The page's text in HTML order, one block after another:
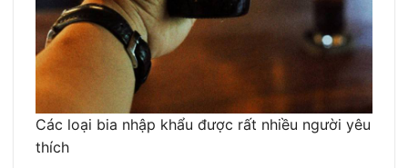
Các loại bia nhập khẩu được rất nhiều người yêu
thích